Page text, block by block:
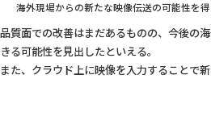
海外現場からの新たな映像伝送の可能性を得
品質面での改善はまだあるものの、今後の
きる可能性を見出したといえる。
また、クラウド上に映像を入力することで